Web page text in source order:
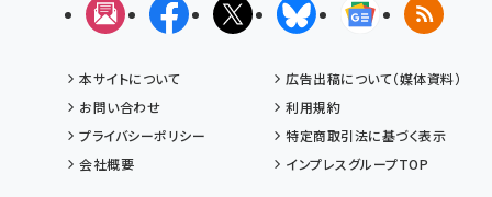
メルマガFacebookX(エックス)BlueskyGoogleニュ
RSS
本サイトについて
広告出稿について（媒体資料）
お問い合わせ
利用規約
プライバシーポリシー
特定商取引法に基づく表示
会社概要
インプレスグループTOP